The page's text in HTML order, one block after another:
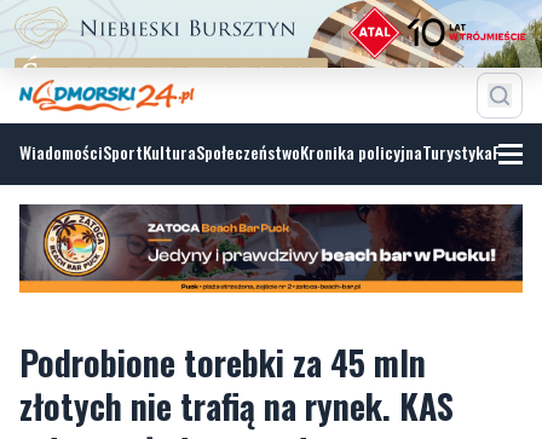
WiadomościSportKulturaSpołeczeństwoKronika policyjnaTurystyka
Podrobione torebki za 45 mln
zatrzymała transport
O Olga Reszke